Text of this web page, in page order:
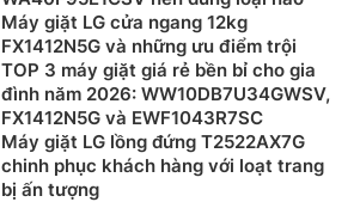
Máy giặt LG cửa ngang 12kg
FX1412N5G và những ưu điểm trội
TOP 3 máy giặt giá rẻ bền bỉ cho gia
đình năm 2026: WW10DB7U34GWSV,
FX1412N5G và EWF1043R7SC
Máy giặt LG lồng đứng T2522AX7G
chinh phục khách hàng với loạt trang
bị ấn tượng